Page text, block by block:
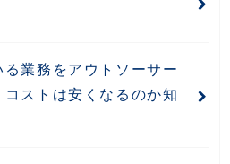
る業務をアウトソーサー
ストは安くなるのか知